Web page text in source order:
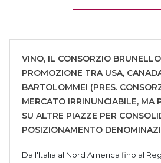
VINO, IL CONSORZIO
PROMOZIONE TRA USA,
BARTOLOMMEI (PRES.
MERCATO IRRINUNCIABILE, MA
SU ALTRE PIAZZE PER
POSIZIONAMENTO
Dall'Italia al Nord America fino al